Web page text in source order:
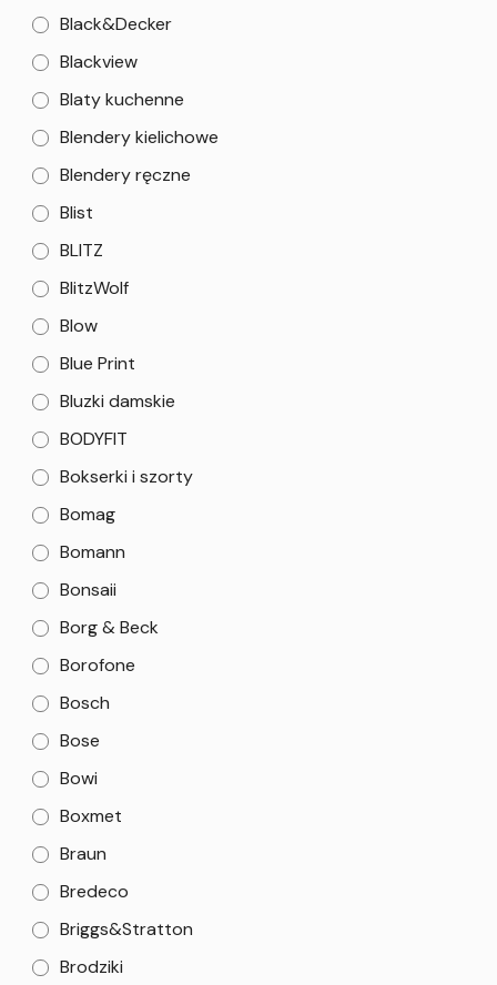
Black&Decker
Blackview
Blaty kuchenne
Blendery kielichowe
Blendery ręczne
Blist
BLITZ
BlitzWolf
Blow
Blue Print
Bluzki damskie
BODYFIT
Bokserki i szorty
Bomag
Bomann
Bonsaii
Borg & Beck
Borofone
Bosch
Bose
Bowi
Boxmet
Braun
Bredeco
Briggs&Stratton
Brodziki